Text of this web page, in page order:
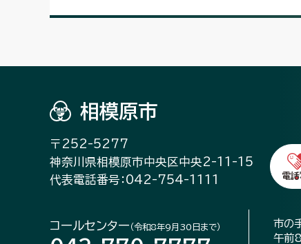
相模原市
〒252-5277
神奈川県相模原市中央区中央2-11-15
代表電話番号：042-754-1111
コールセンター （令和8年9月30日まで）
市の
午前